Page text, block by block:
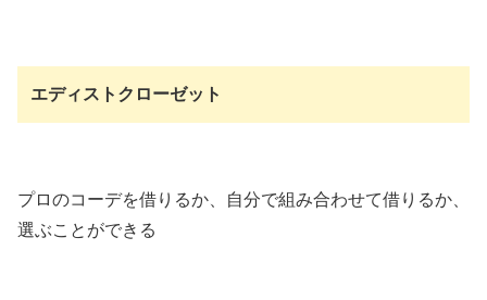
エディストクローゼット
プロのコーデを借りるか、自分で組み合わせて借りるか、
選ぶことができる